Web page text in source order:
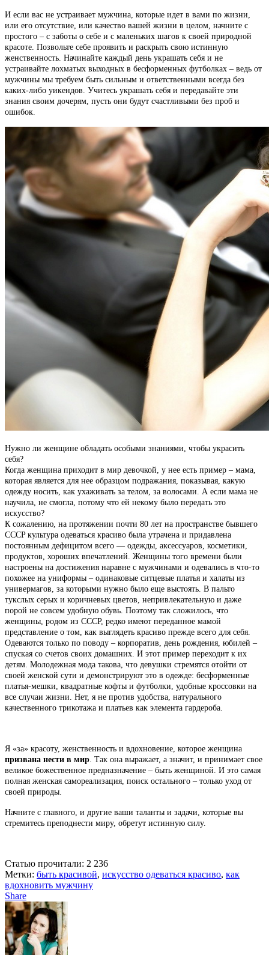
И если вас не устраивает мужчина, которые идет в вами по жизни,
или его отсутствие, или качество вашей жизни в целом, начните с
простого – с заботы о себе и с маленьких шагов к своей природной
красоте. Позвольте себе проявить и раскрыть свою истинную
женственность. Начинайте каждый день украшать себя и не
устраивайте лохматых выходных в бесформенных футболках – ведь от
мужчины мы требуем быть сильным и ответственными всегда без
каких-либо уикендов. Учитесь украшать себя и передавайте эти
знания своим дочерям, пусть они будут счастливыми без проб и
ошибок.
Нужно ли женщине обладать особыми знаниями, чтобы украсить
себя?
Когда женщина приходит в мир девочкой, у нее есть пример – мама,
которая является для нее образцом подражания, показывая, какую
одежду носить, как ухаживать за телом, за волосами. А если мама не
научила, не смогла, потому что ей некому было передать это
искусство?
К сожалению, на протяжении почти 80 лет на пространстве бывшего
СCCP культура одеваться красиво была утрачена и придавлена
постоянным дефицитом всего — одежды, аксессуаров, косметики,
продуктов, хороших впечатлений. Женщины того времени были
настроены на достижения наравне с мужчинами и одевались в что-то
похожее на униформы – одинаковые ситцевые платья и халаты из
универмагов, за которыми нужно было еще выстоять. В пальто
тукслых серых и коричневых цветов, непривлекательную и даже
порой не совсем удобную обувь. Поэтому так сложилось, что
женщины, родом из СССР, редко имеют переданное мамой
представление о том, как выглядеть красиво прежде всего для себя.
Одеваются только по поводу – корпоратив, день рождения, юбилей –
спуская со счетов своих домашних. И этот пример переходит к их
детям. Молодежная мода такова, что девушки стремятся отойти от
своей женской сути и демонстрируют это в одежде: бесформенные
платья-мешки, квадратные кофты и футболки, удобные кроссовки на
все случаи жизни. Нет, я не против удобства, натурального
качественного трикотажа и платьев как элемента гардероба.
Я «за» красоту, женственность и вдохновение, которое женщина
призвана нести в мир. Так она выражает, а значит, и принимает свое
великое божественное предназначение – быть женщиной. И это самая
полная женская самореализация, поиск остального – только уход от
своей природы.
Начните с главного, и другие ваши таланты и задачи, которые вы
стремитесь преподнести миру, обретут истинную силу.
Статью прочитали: 2 236
Метки: быть красивой, искусство одеваться красиво, как
вдохновить мужчину
Share